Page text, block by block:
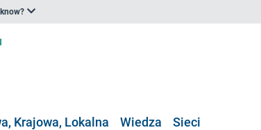
Krajowa, Lokalna Wiedza Sieci